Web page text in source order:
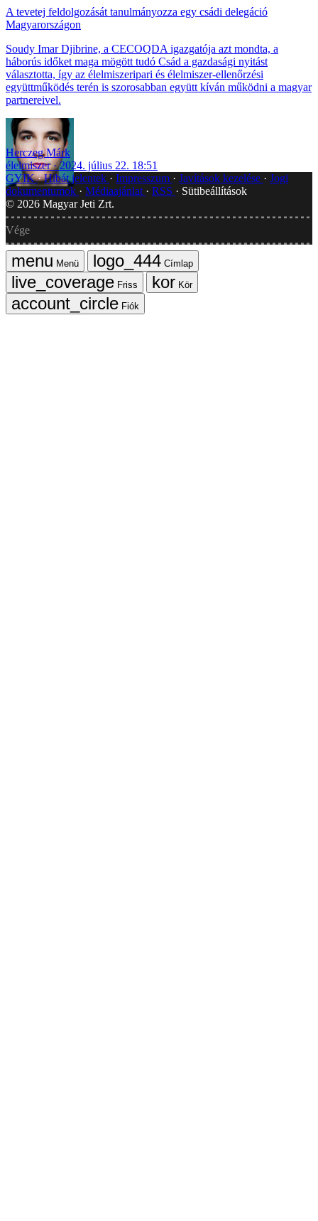
A tevetej feldolgozását tanulmányozza egy csádi delegáció
Magyarországon
Soudy Imar Djibrine, a CECOQDA igazgatója azt mondta, a
háborús időket maga mögött tudó Csád a gazdasági nyitást
választotta, így az élelmiszeripari és élelmiszer-ellenőrzési
együttműködés terén is szorosabban együtt kíván működni a magyar
partnereivel.
Herczeg Márk
élelmiszer
2024. július 22. 18:51
GYIK Hibát jelentek Impresszum Javítások kezelése
Jogi
dokumentumok
Médiaajánlat RSS
Sütibeállítások
© 2026 Magyar Jeti Zrt.
Vége
Menü
Címlap
Friss
Kör
Fiók